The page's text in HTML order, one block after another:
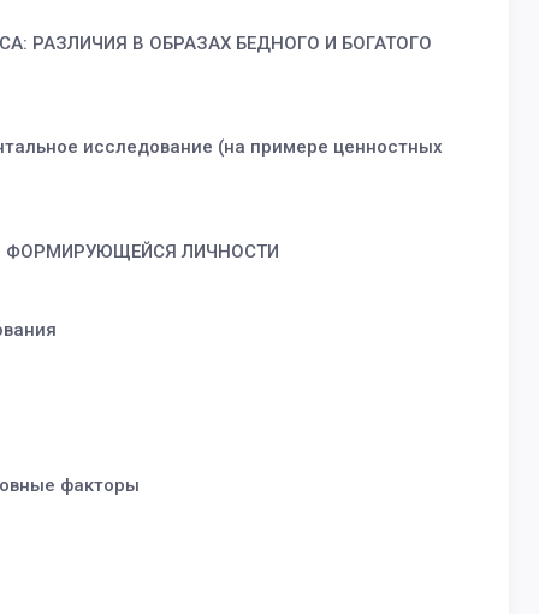
РАЗЛИЧИЯ В ОБРАЗАХ БЕДНОГО И БОГАТОГО
исследование (на примере ценностных
ФОРМИРУЮЩЕЙСЯ ЛИЧНОСТИ
факторы